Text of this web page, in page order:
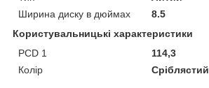
Ширина диску в дюймах
8.5
Користувальницькі характеристики
PCD 1
114,3
Колір
Сріблястий